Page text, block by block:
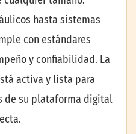
hasta sistemas
con estándares
y confiabilidad. La
activa y lista para
de su plataforma digital